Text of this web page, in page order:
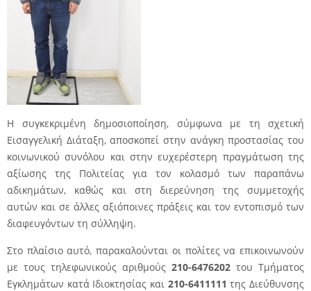
Η συγκεκριμένη δημοσιοποίηση, σύμφωνα με τη σχετική
Εισαγγελική Διάταξη, αποσκοπεί στην ανάγκη προστασίας του
κοινωνικού συνόλου και στην ευχερέστερη πραγμάτωση της
αξίωσης της Πολιτείας για τον κολασμό των παραπάνω
αδικημάτων, καθώς και στη διερεύνηση της συμμετοχής
αυτών και σε άλλες αξιόποινες πράξεις και τον εντοπισμό των
διαφευγόντων τη σύλληψη.
Στο πλαίσιο αυτό, παρακαλούνται οι πολίτες να επικοινωνούν
με τους τηλεφωνικούς αριθμούς 210-6476202 του Τμήματος
Εγκλημάτων κατά Ιδιοκτησίας και 210-6411111 της Διεύθυνσης